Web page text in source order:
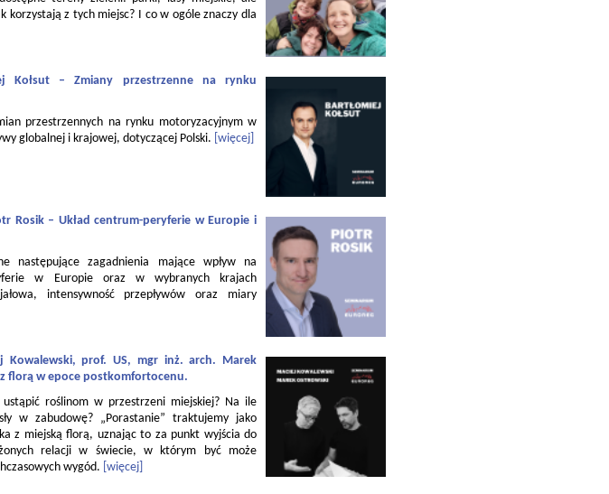
korzystają z tych miejsc? I co w ogóle znaczy dla
Kołsut – Zmiany przestrzenne na rynku
przestrzennych na rynku motoryzacyjnym w
globalnej i krajowej, dotyczącej Polski. [więcej]
Rosik – Układ centrum-peryferie w Europie i
następujące zagadnienia mające wpływ na
w Europie oraz w wybranych krajach
intensywność przepływów oraz miary
prof. US, mgr inż. arch. Marek
florą w epoce postkomfortocenu.
roślinom w przestrzeni miejskiej? Na ile
w zabudowę? „Porastanie” traktujemy jako
z miejską florą, uznając to za punkt wyjścia do
relacji w świecie, w którym być może
wygód. [więcej]